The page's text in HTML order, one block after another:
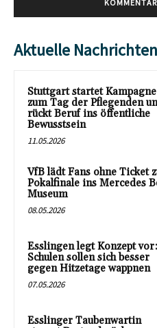
Aktuelle Nachrichten
Stuttgart startet Kampagne
zum Tag der Pflegenden
rückt Beruf ins öffentliche
Bewusstsein
11.05.2026
VfB lädt Fans ohne Ticket
Pokalfinale ins Mercedes
Museum
08.05.2026
Esslingen legt Konzept vor:
Schulen sollen sich besser
gegen Hitzetage wappnen
07.05.2026
Esslinger Taubenwartin